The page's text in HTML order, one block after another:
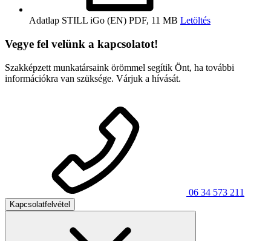
Adatlap STILL iGo (EN) PDF, 11 MB Letöltés
Vegye fel velünk a kapcsolatot!
Szakképzett munkatársaink örömmel segítik Önt, ha további
információkra van szüksége. Várjuk a hívását.
06 34 573 211
Kapcsolatfelvétel